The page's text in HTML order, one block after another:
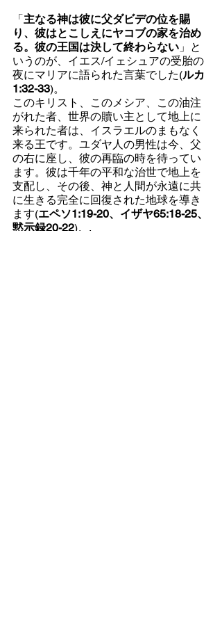
「主なる神は彼に父ダビデの位を賜
り、彼はとこしえにヤコブの家を治め
る。彼の王国は決して終わらない 」と
いうのが、イエス/イェシュアの受胎の
夜にマリアに語られた言葉でした(ルカ
1:32-33)。
このキリスト、このメシア、この油注
がれた者、世界の贖い主として地上に
来られた者は、イスラエルのまもなく
来る王です。ユダヤ人の男性は今、父
の右に座し、彼の再臨の時を待ってい
ます。彼は千年の平和な治世で地上を
支配し、その後、神と人間が永遠に共
に生きる完全に回復された地球を導き
ます(エペソ1:19-20、イザヤ65:18-25、
黙示録20-22)。.